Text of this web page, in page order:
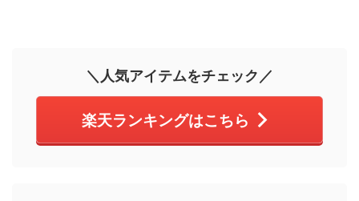
＼人気アイテムをチェック／
楽天ランキングはこちら